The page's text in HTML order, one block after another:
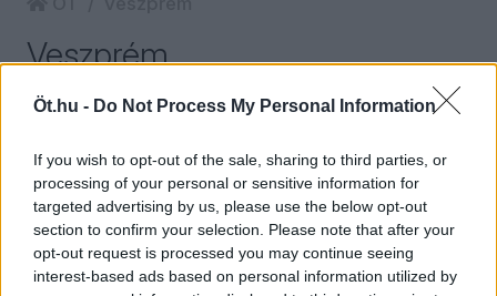
Öt.hu - Do Not Process My Personal Information
If you wish to opt-out of the sale, sharing to third parties, or
processing of your personal or sensitive information for
targeted advertising by us, please use the below opt-out
section to confirm your selection. Please note that after your
opt-out request is processed you may continue seeing
interest-based ads based on personal information utilized by
Veszprém
MAKAI MÁTÉ 1
Strandbüfések mackónadrágban –
Dezső András A magyar tenger kalózai
című könyvéről
A magyar tenger kalózai nem pusztán ijesztő
képet fest arról, ami az átlagemberek világa